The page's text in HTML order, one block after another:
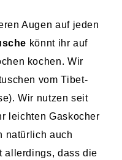
Augen auf jeden
könnt ihr auf
kochen. Wir
vom Tibet-
Wir nutzen seit
leichten Gaskocher
natürlich auch
allerdings, dass die